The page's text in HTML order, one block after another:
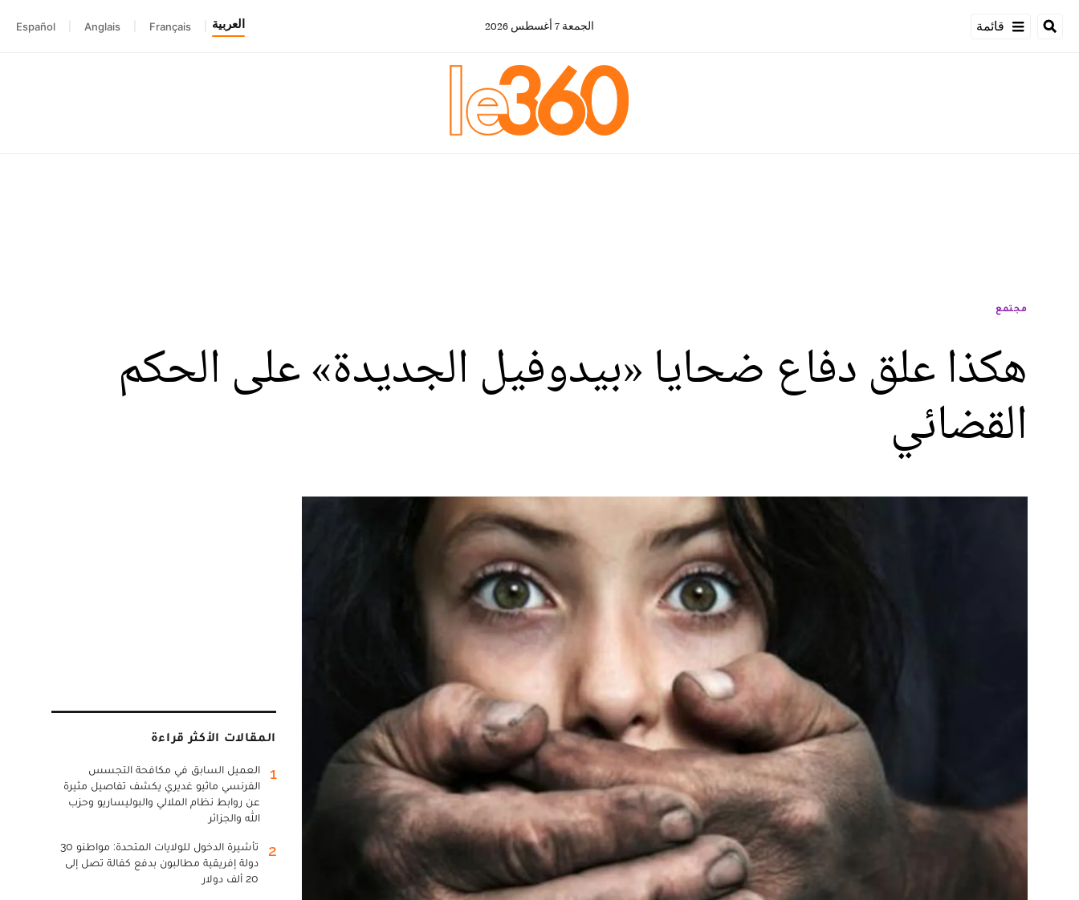
قائمة الجمعة 7 أغسطس 2026 العربية Français
Anglais
Español
مجتمع
هكذا علق دفاع ضحايا «بيدوفيل الجديدة» على الحكم
القضائي
المقالات الأكثر قراءة
1
العميل السابق في مكافحة التجسس
الفرنسي ماثيو غديري يكشف تفاصيل مثيرة
عن روابط نظام الملالي والبوليساريو وحزب
الله والجزائر
2
تأشيرة الدخول للولايات المتحدة: مواطنو 30
دولة إفريقية مطالبون بدفع كفالة تصل إلى
20 ألف دولار